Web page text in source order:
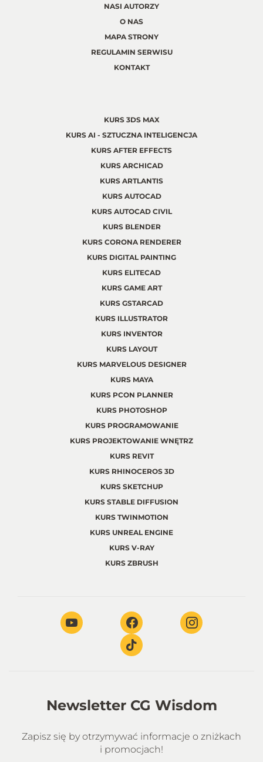
NASI AUTORZY
O NAS
MAPA STRONY
REGULAMIN SERWISU
KONTAKT
KURS 3DS MAX
KURS AI - SZTUCZNA INTELIGENCJA
KURS AFTER EFFECTS
KURS ARCHICAD
KURS ARTLANTIS
KURS AUTOCAD
KURS AUTOCAD CIVIL
KURS BLENDER
KURS CORONA RENDERER
KURS DIGITAL PAINTING
KURS ELITECAD
KURS GAME ART
KURS GSTARCAD
KURS ILLUSTRATOR
KURS INVENTOR
KURS LAYOUT
KURS MARVELOUS DESIGNER
KURS MAYA
KURS PCON PLANNER
KURS PHOTOSHOP
KURS PROGRAMOWANIE
KURS PROJEKTOWANIE WNĘTRZ
KURS REVIT
KURS RHINOCEROS 3D
KURS SKETCHUP
KURS STABLE DIFFUSION
KURS TWINMOTION
KURS UNREAL ENGINE
KURS V-RAY
KURS ZBRUSH
Newsletter CG Wisdom
Zapisz się by otrzymywać informacje o zniżkach
i promocjach!